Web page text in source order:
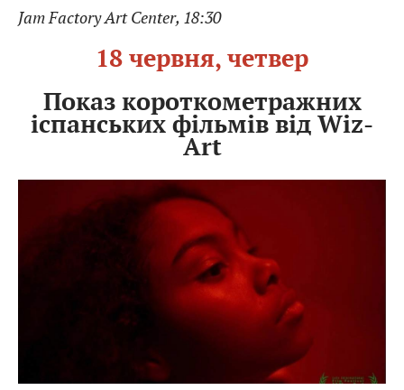
Jam Factory Art Center, 18:30
18 червня, четвер
Показ короткометражних
іспанських фільмів від Wiz-
Art